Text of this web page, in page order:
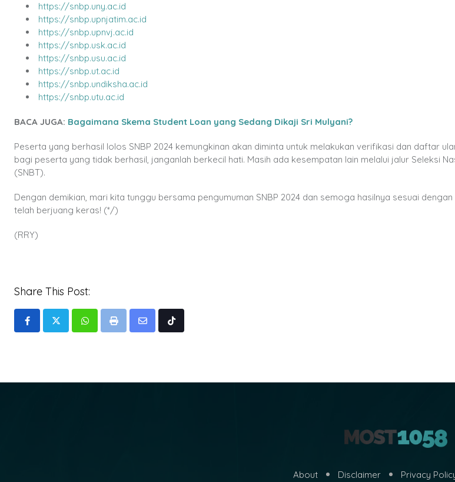
https://snbp.uny.ac.id
https://snbp.upnjatim.ac.id
https://snbp.upnvj.ac.id
https://snbp.usk.ac.id
https://snbp.usu.ac.id
https://snbp.ut.ac.id
https://snbp.undiksha.ac.id
https://snbp.utu.ac.id
BACA JUGA: Bagaimana Skema Student Loan yang Sedang Dikaji Sri Mulyani?
Peserta yang berhasil lolos SNBP 2024 kemungkinan akan diminta untuk melakukan verifikasi dan daftar
bagi peserta yang tidak berhasil, janganlah berkecil hati. Masih ada kesempatan lain melalui jalur Seleksi
(SNBT).
Dengan demikian, mari kita tunggu bersama pengumuman SNBP 2024 dan semoga hasilnya sesuai
telah berjuang keras! (*/)
(RRY)
Share This Post:
WhatsappPrint
Share
Tiktok
About Disclaimer Privacy